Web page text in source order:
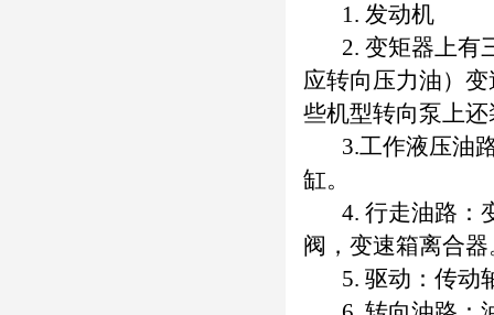
1. 发动机
2. 变矩器上有
应转向压力油）
些机型转向泵上
3.工作液压油路
缸。
4. 行走油路：
阀，变速箱离合器
5. 驱动：传动